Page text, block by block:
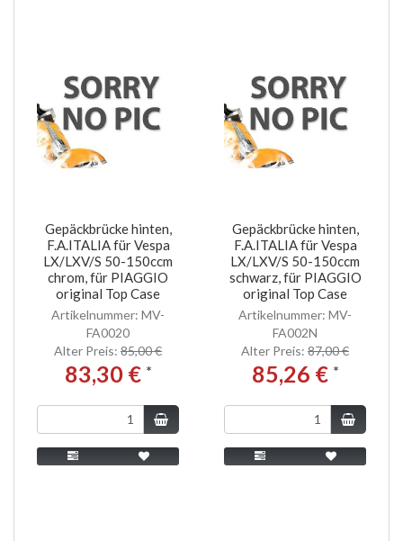
Gepäckbrücke hinten,
F.A.ITALIA für Vespa
LX/LXV/S 50-150ccm
chrom, für PIAGGIO
original Top Case
Artikelnummer: MV-
FA0020
Alter Preis: 85,00 €
83,30 € *
Gepäckbrücke hinten,
F.A.ITALIA für Vespa
LX/LXV/S 50-150ccm
schwarz, für PIAGGIO
original Top Case
Artikelnummer: MV-
FA002N
Alter Preis: 87,00 €
85,26 € *